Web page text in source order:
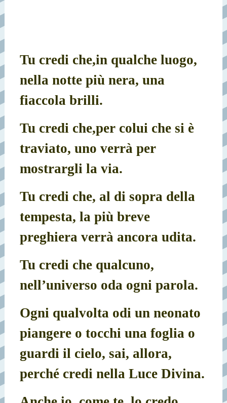
Tu credi che,in qualche luogo,
nella notte più nera, una
fiaccola brilli.
Tu credi che,per colui che si è
traviato, uno verrà per
mostrargli la via.
Tu credi che, al di sopra della
tempesta, la più breve
preghiera verrà ancora udita.
Tu credi che qualcuno,
nell’universo oda ogni parola.
Ogni qualvolta odi un neonato
piangere o tocchi una foglia o
guardi il cielo, sai, allora,
perché credi nella Luce Divina.